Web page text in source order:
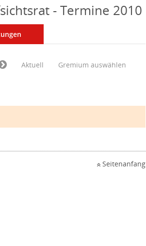
- Termine 2010
Aktuell Gremium auswählen
Seitenanfang